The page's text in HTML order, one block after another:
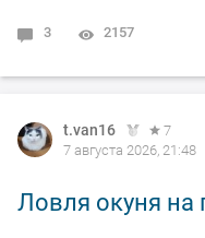
3 2157
t.van16
7
7 августа 2026, 21:48
Ловля окуня на